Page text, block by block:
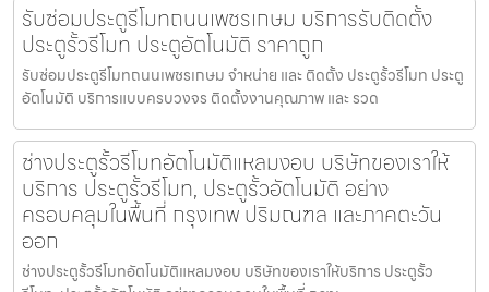
รับซ่อมประตูรีโมทถนนเพชรเกษม บริการรับติดตั้ง
ประตูรั้วรีโมท ประตูอัตโนมัติ ราคาถูก
รับซ่อมประตูรีโมทถนนเพชรเกษม จำหน่าย และ ติดตั้ง ประตูรั้วรีโมท ประตู
อัตโนมัติ บริการแบบครบวงจร ติดตั้งงานคุณภาพ และ รวด
ช่างประตูรั้วรีโมทอัตโนมัติแหลมงอบ บริษัทของเราให้
บริการ ประตูรั้วรีโมท, ประตูรั้วอัตโนมัติ อย่าง
ครอบคลุมในพื้นที่ กรุงเทพ ปริมณฑล และภาคตะวัน
ออก
ช่างประตูรั้วรีโมทอัตโนมัติแหลมงอบ บริษัทของเราให้บริการ ประตูรั้ว